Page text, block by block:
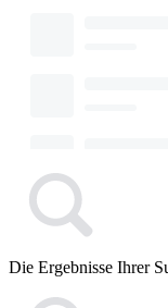
Die Ergebnisse Ihrer